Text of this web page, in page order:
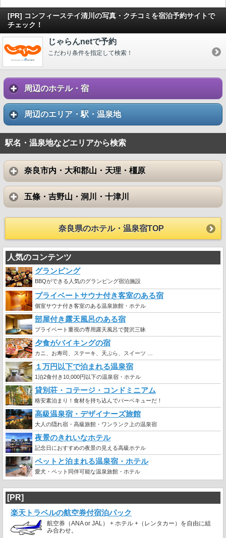
[PR] コンフィーステイ清川の写真・クチコミを宿泊予約サイトで
チェック！
じゃらんnetで予約
こだわり条件を指定して検索！
周辺のホテル・宿
周辺のエリア・駅・温泉地
駅名・温泉地などエリアから検索
奈良市内・大和郡山・天理・橿原
五條・吉野山・洞川・十津川
奈良県のホテル・温泉宿TOP
人気のコンテンツ
グランピング
BBQができる人気のグランピング宿泊施設
プライベートサウナ付き客室のある宿
個室サウナ付き客室のある温泉旅館・ホテル
部屋付き露天風呂のある宿
プライベート重視の専用露天風呂で贅沢三昧
夕食がバイキングの宿
カニ、お寿司、ステーキ、天ぷら、スイーツ …
１万円以下で泊まれる温泉宿
1泊2食付き10,000円以下の温泉宿・ホテル
貸別荘・コテージ・コンドミニアム
格安素泊まり！食材を持ち込んでバーベキューだ！
高級温泉宿・デザイナーズ旅館
大人の隠れ宿・高級旅館・ワンランク上の温泉宿
夜景のきれいなホテル
記念日におすすめの夜景の見える高級ホテル
ペットと泊まれる温泉宿・ホテル
愛犬・ペット同伴可能な温泉旅館・ホテル
[PR]
楽天トラベルの航空券付宿泊パック
航空券（ANA or JAL） + ホテル +（レンタカー）を自由に組
み合わせ。